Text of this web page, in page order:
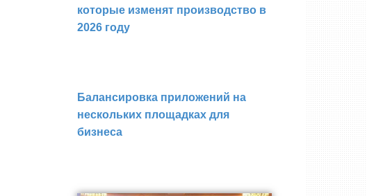
которые изменят производство в
2026 году
Балансировка приложений на
нескольких площадках для
бизнеса